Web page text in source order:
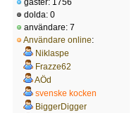
gäster: 1756
dolda: 0
användare: 7
Användare online:
Niklaspe
Frazze62
AÖd
svenske kocken
BiggerDigger